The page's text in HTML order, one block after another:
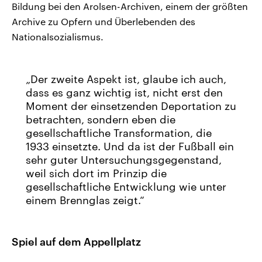
Bildung bei den Arolsen-Archiven, einem der größten
Archive zu Opfern und Überlebenden des
Nationalsozialismus.
Der zweite Aspekt ist, glaube ich auch,
dass es ganz wichtig ist, nicht erst den
Moment der einsetzenden Deportation zu
betrachten, sondern eben die
gesellschaftliche Transformation, die
1933 einsetzte. Und da ist der Fußball ein
sehr guter Untersuchungsgegenstand,
weil sich dort im Prinzip die
gesellschaftliche Entwicklung wie unter
einem Brennglas zeigt.
Spiel auf dem Appellplatz